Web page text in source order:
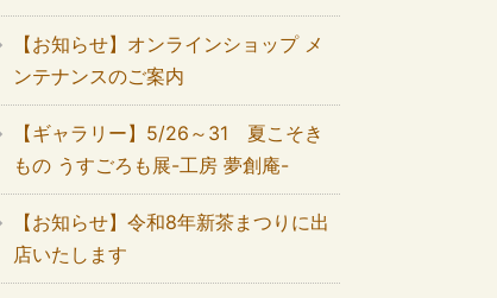
【お知らせ】オンラインショップ メ
ンテナンスのご案内
【ギャラリー】5/26～31 夏こそき
もの うすごろも展-工房 夢創庵-
【お知らせ】令和8年新茶まつりに出
店いたします